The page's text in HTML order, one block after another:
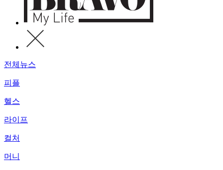
전체뉴스
피플
헬스
라이프
컬처
머니